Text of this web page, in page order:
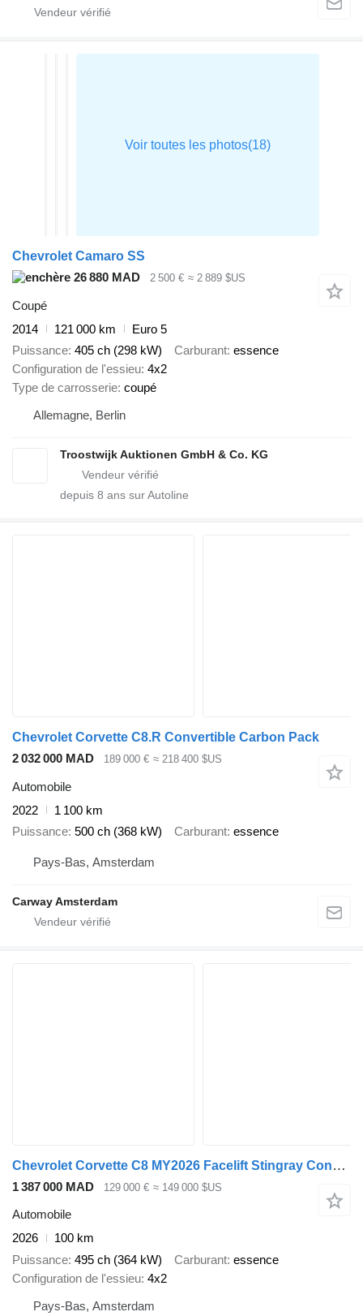
Chevrolet Camaro SS
26 880 MAD
2 500 € ≈ 2 889 $US
Coupé
2014
121 000 km
Euro 5
Puissance 405 ch (298 kW) Carburant essence
Configuration de l'essieu 4x2
Type de carrosserie coupé
Allemagne, Berlin
Troostwijk Auktionen GmbH & Co. KG
depuis 8 ans sur Autoline
Chevrolet Corvette C8.R Convertible Carbon Pack
2 032 000 MAD
189 000 € ≈ 218 400 $US
Automobile
2022
1 100 km
Puissance 500 ch (368 kW) Carburant essence
Pays-Bas, Amsterdam
Carway Amsterdam
Chevrolet Corvette C8 MY2026 Facelift Stingray Convertible
1 387 000 MAD 129 000 € ≈ 149 000 $US
Automobile
2026
100 km
Puissance 495 ch (364 kW) Carburant essence
Configuration de l'essieu 4x2
Pays-Bas, Amsterdam